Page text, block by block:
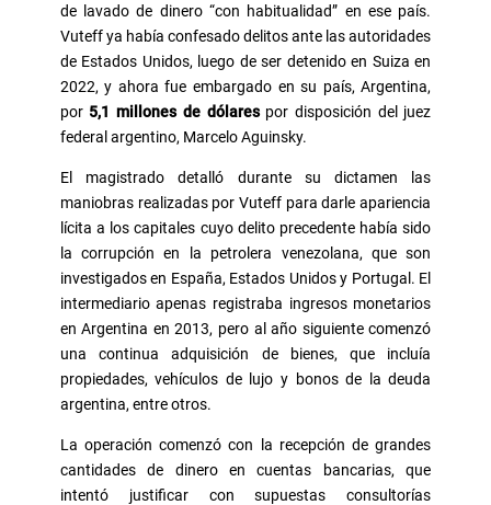
de lavado de dinero “con habitualidad” en ese país.
Vuteff ya había confesado delitos ante las autoridades
de Estados Unidos, luego de ser detenido en Suiza en
2022, y ahora fue embargado en su país, Argentina,
por 5,1 millones de dólarespor disposición del juez
federal argentino, Marcelo Aguinsky.
El magistrado detalló durante su dictamen las
maniobras realizadas por Vuteff para darle apariencia
lícita a los capitales cuyo delito precedente había sido
la corrupción en la petrolera venezolana, que son
investigados en España, Estados Unidos y Portugal. El
intermediario apenas registraba ingresos monetarios
en Argentina en 2013, pero al año siguiente comenzó
una continua adquisición de bienes, que incluía
propiedades, vehículos de lujo y bonos de la deuda
argentina, entre otros.
La operación comenzó con la recepción de grandes
cantidades de dinero en cuentas bancarias, que
intentó justificar con supuestas consultorías